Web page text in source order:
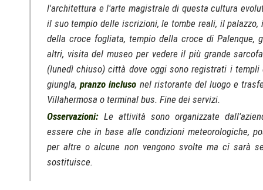
l'architettura e l'arte magistrale di questa cultura
il suo tempio delle iscrizioni, le tombe reali, il
della croce fogliata, tempio della croce di Palenque,
altri, visita del museo per vedere il più grande
(lunedì chiuso) città dove oggi sono registrati i templi
giungla, pranzo incluso nel ristorante del luogo e
Villahermosa o terminal bus. Fine dei servizi.
Osservazioni: Le attività sono organizzate
essere che in base alle condizioni meteorologiche,
per altre o alcune non vengono svolte ma ci sarà
sostituisce.